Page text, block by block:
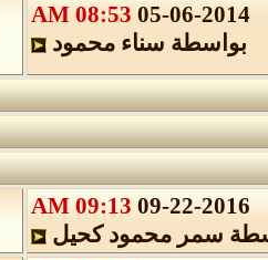
05-06-2014
08:53 AM
بواسطةسناء محمود
09-22-2016
09:13 AM
سمر محمود كحيل